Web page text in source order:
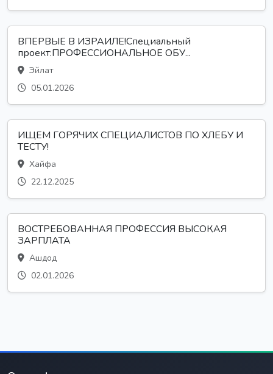
ВПЕРВЫЕ В ИЗРАИЛЕ!Специальный
проект:ПРОФЕССИОНАЛЬНОЕ ОБУ...
Эйлат
05.01.2026
ИЩЕМ ГОРЯЧИХ СПЕЦИАЛИСТОВ ПО ХЛЕБУ И
ТЕСТУ!
Хайфа
22.12.2025
ВОСТРЕБОВАННАЯ ПРОФЕССИЯ ВЫСОКАЯ
ЗАРПЛАТА
Ашдод
02.01.2026